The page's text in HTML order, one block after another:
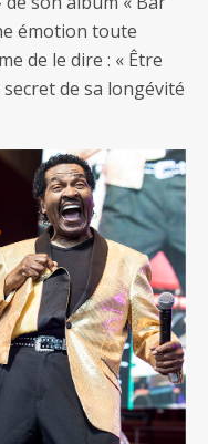
émotion toute
de le dire : « Être
secret de sa longévité